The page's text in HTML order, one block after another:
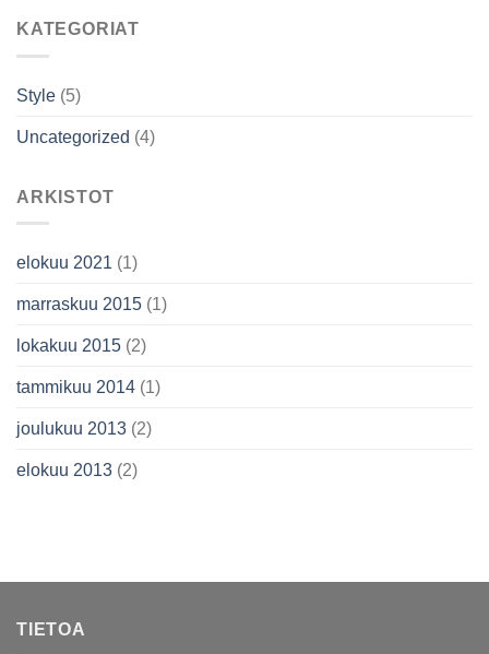
KATEGORIAT
Style (5)
Uncategorized (4)
ARKISTOT
elokuu 2021 (1)
marraskuu 2015 (1)
lokakuu 2015 (2)
tammikuu 2014 (1)
joulukuu 2013 (2)
elokuu 2013 (2)
TIETOA